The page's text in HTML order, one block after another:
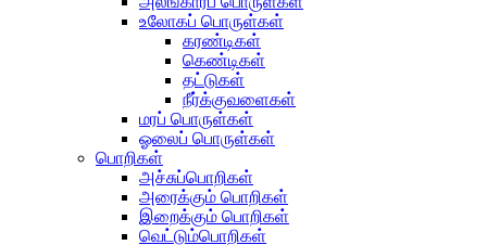
உலோகப் பொருள்கள்
கரண்டிகள்
கெண்டிகள்
தட்டுகள்
நீர்க்குவளைகள்
மரப் பொருள்கள்
ஓலைப் பொருள்கள்
பொறிகள்
அச்சுப்பொறிகள்
அரைக்கும் பொறிகள்
இறைக்கும் பொறிகள்
வெட்டும்பொறிகள்